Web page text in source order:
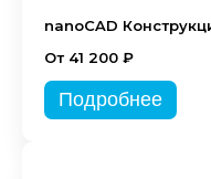
nanoCAD
От 41 200 ₽
Подробнее